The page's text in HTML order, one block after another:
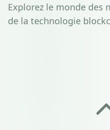
Explorez le monde des
de la technologie